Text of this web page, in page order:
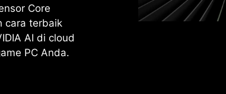
Core
cara terbaik
AI di cloud
PC Anda.